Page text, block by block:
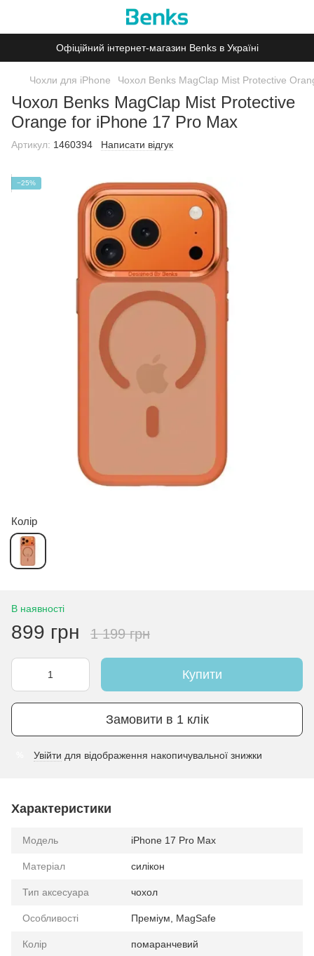
Офіційний інтернет-магазин Benks в Україні
Чохли для iPhone Чохол Benks MagClap Mist Protective
Чохол Benks MagClap Mist Protective
Orange for iPhone 17 Pro Max
Артикул: 1460394 Написати відгук
−25%
Колір
В наявності
899 грн 1 199 грн
Купити
Замовити в 1 клік
Увійти для відображення накопичувальної знижки
Характеристики
Модель iPhone 17 Pro Max
Матеріал силікон
Тип аксесуара чохол
Особливості Преміум, MagSafe
Колір помаранчевий